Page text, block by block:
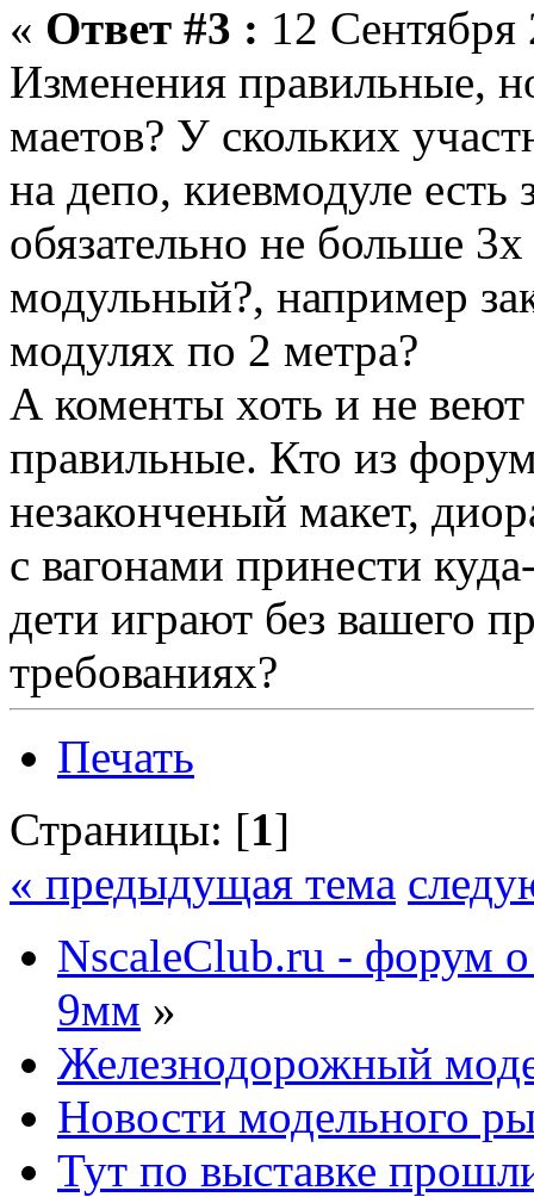
« Ответ #3 : 12
Изменения правильные,
маетов? У скольких
на депо, киевмодуле
обязательно не больше
модульный?, например
модулях по 2 метра?
А коменты хоть и не
правильные. Кто из
незаконченый макет,
с вагонами принести
дети играют без вашего
требованиях?
Печать
Страницы: [1]
« предыдущая тема
NscaleClub.ru - форум
9мм »
Железнодорожный
Новости модельного
Тут по выставке